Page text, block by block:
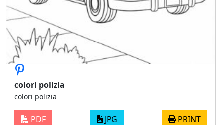
colori polizia
colori polizia
PDF JPG PRINT